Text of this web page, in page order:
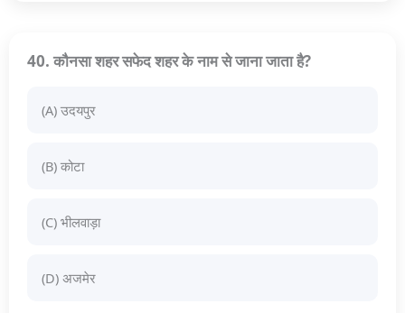
40. कौनसा शहर सफेद शहर के नाम से जाना जाता है?
(A) उदयपुर
(B) कोटा
(C) भीलवाड़ा
(D) अजमेर